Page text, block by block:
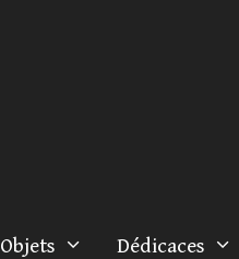
Objets Dédicaces